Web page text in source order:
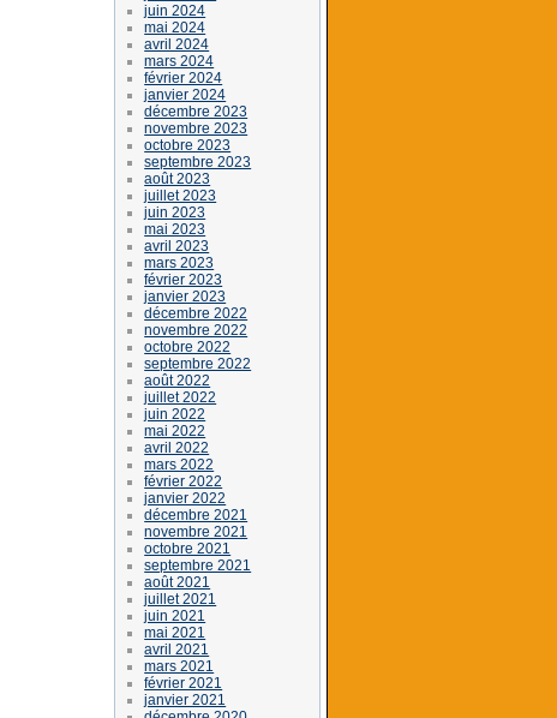
juin 2024
mai 2024
avril 2024
mars 2024
février 2024
janvier 2024
décembre 2023
novembre 2023
octobre 2023
septembre 2023
août 2023
juillet 2023
juin 2023
mai 2023
avril 2023
mars 2023
février 2023
janvier 2023
décembre 2022
novembre 2022
octobre 2022
septembre 2022
août 2022
juillet 2022
juin 2022
mai 2022
avril 2022
mars 2022
février 2022
janvier 2022
décembre 2021
novembre 2021
octobre 2021
septembre 2021
août 2021
juillet 2021
juin 2021
mai 2021
avril 2021
mars 2021
février 2021
janvier 2021